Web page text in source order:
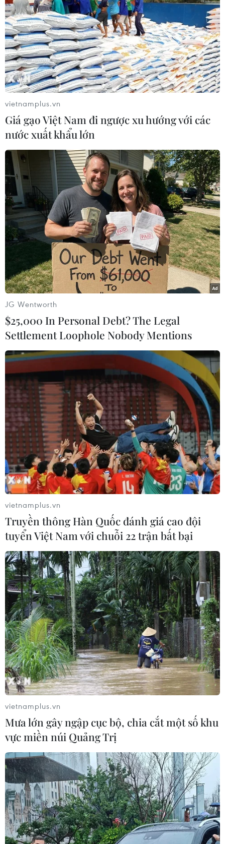
Theo dõi VietnamPlus
TIN LIÊN QUAN
Nhật Bản sẽ phạt nặng các vận động viên
vi phạm quy định phòng dịch
Nhật Bản đã yêu cầu Ban tổ chức Olympic Tokyo xác
định các cá nhân không tuân thủ các quy định đi lại áp
dụng đối với những người nhập cảnh vào Nhật Bản để
tham dự Olympic và phạt các đối tượng này.
Olympic Tokyo: Vận động viên cử tạ
Uganda mất tích khi đến Nhật Bản
16/07/2021 09:36
Thông báo của thành phố Izumisano cho biết, vận động
viên cử tạ 20 tuổi đã không xuất hiện vào buổi trưa để
thực hiện xét nghiệm COVID-19 hàng ngày cũng như
không ở trong phòng khách sạn.
Olympic Tokyo 2020: Chủ tịch IOC khẳng
định thế vận hội an toàn
vietnamplus.vn
Giá gạo Việt Nam đi ngược xu hướng với các
nước xuất khẩu lớn
JG Wentworth
$25,000 In Personal Debt? The Legal
Settlement Loophole Nobody Mentions
vietnamplus.vn
Truyền thông Hàn Quốc đánh giá cao đội
tuyển Việt Nam với chuỗi 22 trận bất bại
vietnamplus.vn
Mưa lớn gây ngập cục bộ, chia cắt một số khu
vực miền núi Quảng Trị